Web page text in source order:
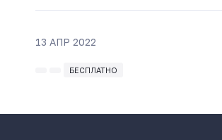
13 АПР 2022
БЕСПЛАТНО